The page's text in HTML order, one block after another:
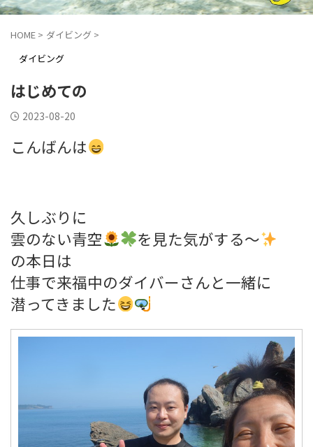
HOME > ダイビング >
ダイビング
はじめての
2023-08-20
こんばんは
久しぶりに
雲のない青空
を見た気がする～
の本日は
仕事で来福中のダイバーさんと一緒に
潜ってきました